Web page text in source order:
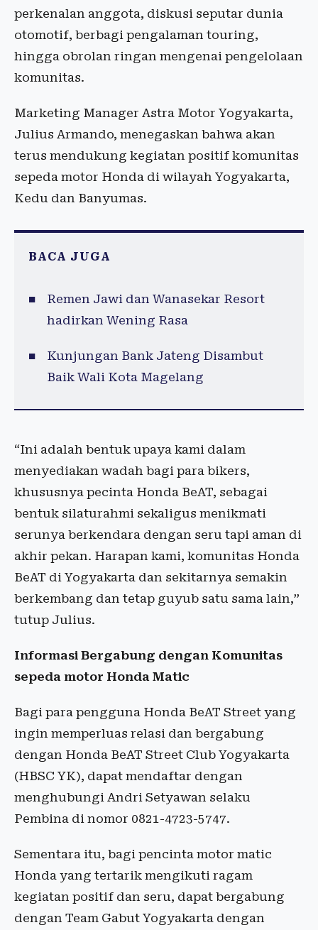
perkenalan anggota, diskusi seputar dunia
otomotif, berbagi pengalaman touring,
hingga obrolan ringan mengenai pengelolaan
komunitas.
Marketing Manager Astra Motor Yogyakarta,
Julius Armando, menegaskan bahwa akan
terus mendukung kegiatan positif komunitas
sepeda motor Honda di wilayah Yogyakarta,
Kedu dan Banyumas.
BACA JUGA
Remen Jawi dan Wanasekar Resort
hadirkan Wening Rasa
Kunjungan Bank Jateng Disambut
Baik Wali Kota Magelang
“Ini adalah bentuk upaya kami dalam
menyediakan wadah bagi para bikers,
khususnya pecinta Honda BeAT, sebagai
bentuk silaturahmi sekaligus menikmati
serunya berkendara dengan seru tapi aman di
akhir pekan. Harapan kami, komunitas Honda
BeAT di Yogyakarta dan sekitarnya semakin
berkembang dan tetap guyub satu sama lain,”
tutup Julius.
Informasi Bergabung dengan Komunitas
sepeda motor Honda Matic
Bagi para pengguna Honda BeAT Street yang
ingin memperluas relasi dan bergabung
dengan Honda BeAT Street Club Yogyakarta
(HBSC YK), dapat mendaftar dengan
menghubungi Andri Setyawan selaku
Pembina di nomor 0821-4723-5747.
Sementara itu, bagi pencinta motor matic
Honda yang tertarik mengikuti ragam
kegiatan positif dan seru, dapat bergabung
dengan Team Gabut Yogyakarta dengan